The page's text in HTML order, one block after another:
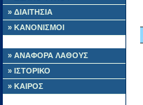
» ΔΙΑΙΤΗΣΙΑ
» ΚΑΝΟΝΙΣΜΟΙ
» ΑΝΑΦΟΡΑ ΛΑΘΟΥΣ
» ΙΣΤΟΡΙΚΟ
» ΚΑΙΡΟΣ